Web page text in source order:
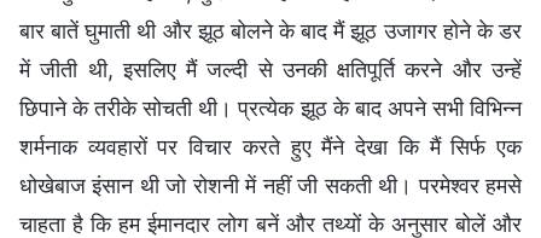
बार बातें घुमाती थी और झूठ बोलने के बाद मैं झूठ उजागर होने के डर
में जीती थी, इसलिए मैं जल्दी से उनकी क्षतिपूर्ति करने और उन्हें
छिपाने के तरीके सोचती थी। प्रत्येक झूठ के बाद अपने सभी विभिन्न
शर्मनाक व्यवहारों पर विचार करते हुए मैंने देखा कि मैं सिर्फ एक
धोखेबाज इंसान थी जो रोशनी में नहीं जी सकती थी। परमेश्वर हमसे
चाहता है कि हम ईमानदार लोग बनें और तथ्यों के अनुसार बोलें और